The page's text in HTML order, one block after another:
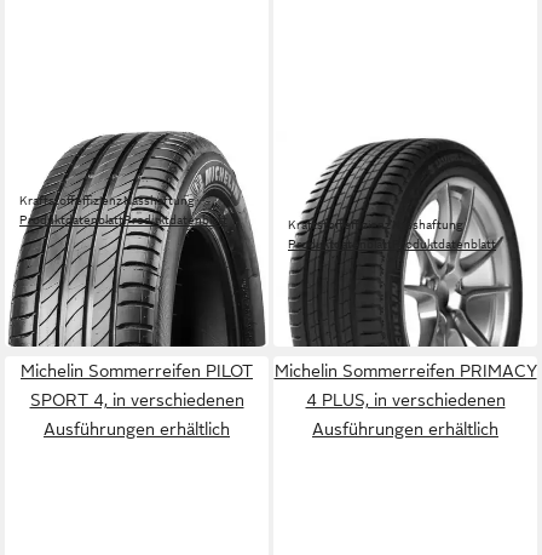
MICHELIN
Sommerreifen E PRIMACY
Kraftstoffeffizienz
Produktdatenblatt
Nasshaftung
Produktdatenblatt
ab 274,99 € UVP288,99 €
-5%
in 4-5 Werktagen bei dir
MICHELIN
Sommerreifen LATITUDE
SPORT 3
Kraftstoffeffizienz
Produktdatenblatt
Nasshaftung
Produktdatenblatt
ab 284,99 € UVP 300,99 €
-5%
in 4-5 Werktagen bei dir
Michelin Sommerreifen PILOT
SPORT 4, in verschiedenen
Ausführungen erhältlich
Michelin Sommerreifen PRIMACY
4 PLUS, in verschiedenen
Ausführungen erhältlich